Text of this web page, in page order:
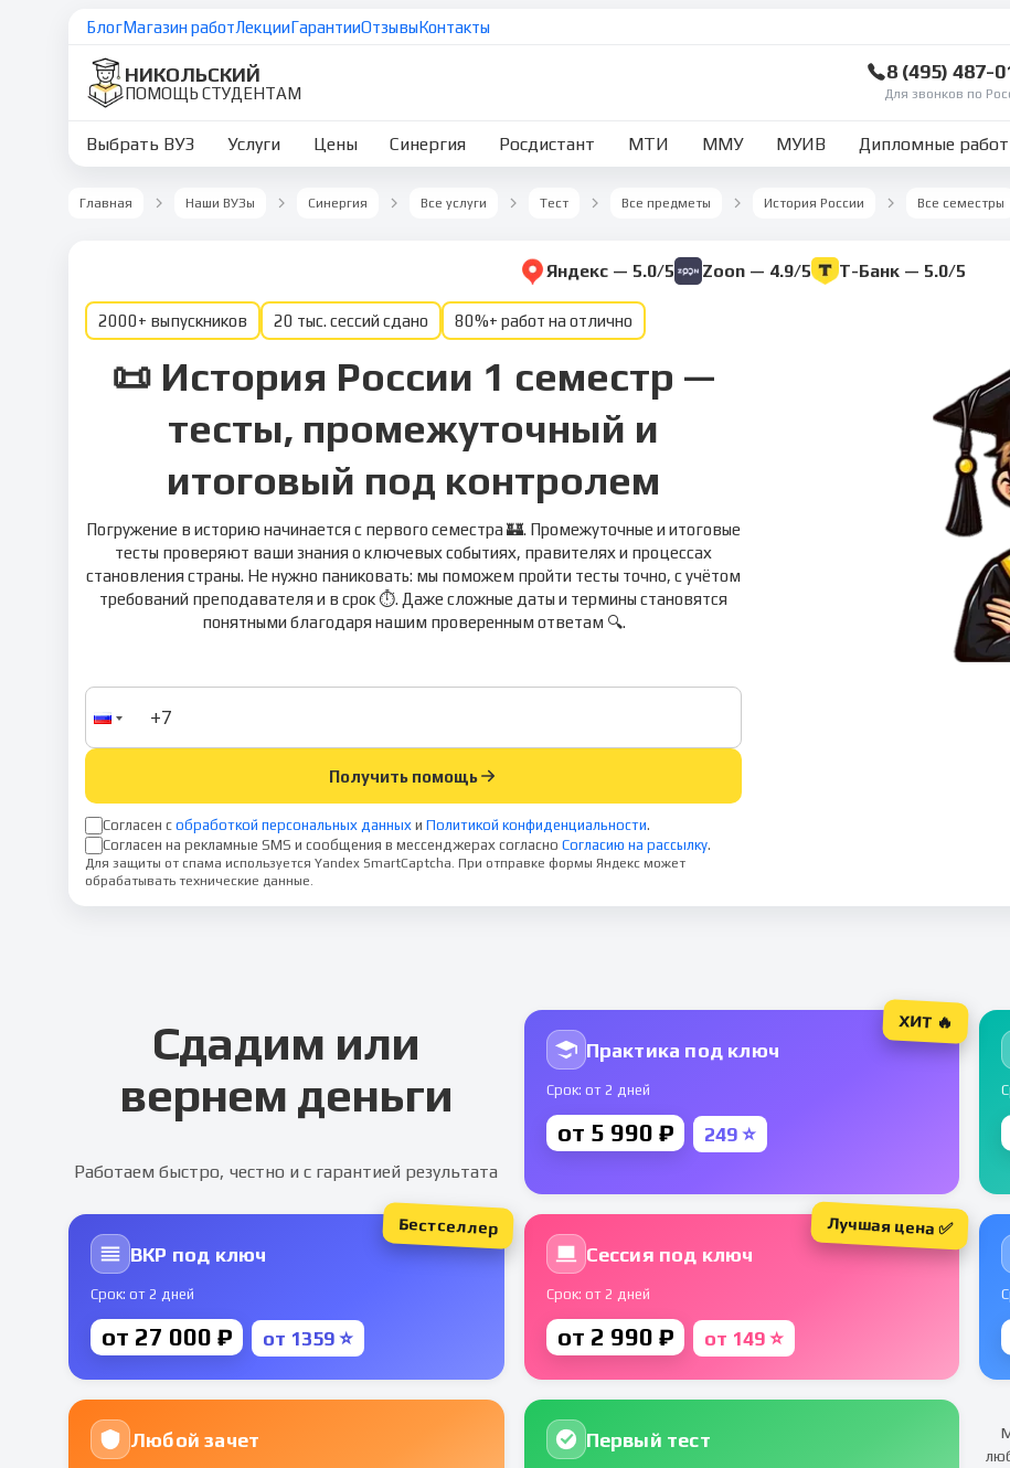
БлогМагазин работЛекцииГарантииОтзывыКонтакты
НИКОЛЬСКИЙ
ПОМОЩЬ СТУДЕНТАМ
8 (495) 487-
Для звонков по
Выбрать ВУЗ Услуги Цены Синергия Росдистант МТИ ММУ МУИВ Дипломные
Главная Наши ВУЗы Синергия Все услуги Тест Все предметы История России Все семестры
Яндекс — 5.0/5 Zoon — 4.9/5 Т-Банк — 5.0/5
2000+ выпускников 20 тыс. сессий сдано 80%+ работ на отлично
📜 История России 1 семестр —
тесты, промежуточный и
итоговый под контролем
Погружение в историю начинается с первого семестра 🏰. Промежуточные и итоговые
тесты проверяют ваши знания о ключевых событиях, правителях и процессах
становления страны. Не нужно паниковать: мы поможем пройти тесты точно, с учётом
требований преподавателя и в срок ⏱️. Даже сложные даты и термины становятся
понятными благодаря нашим проверенным ответам 🔍.
Получить помощь
Согласен с обработкой персональных данных и Политикой конфиденциальности.
Согласен на рекламные SMS и сообщения в мессенджерах согласно Согласию на рассылку.
Для защиты от спама используется Yandex SmartCaptcha. При отправке формы Яндекс может
обрабатывать технические данные.
Сдадим или
вернем деньги
Работаем быстро, честно и с гарантией результата
Практика под ключ
Срок: от 2 дней
от 5 990 ₽ 249 ⭐
ХИТ 🔥
ВКР под ключ
Срок: от 2 дней
от 27 000 ₽ от 1359 ⭐
Бестселлер
Сессия под ключ
Срок: от 2 дней
от 2 990 ₽ от 149 ⭐
Лучшая цена ✅
Любой зачет Первый тест